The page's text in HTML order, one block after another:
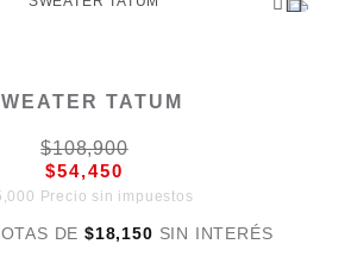
TATUM
$108,900
$54,450
Precio sin impuestos
DE$18,150 SIN INTERÉS